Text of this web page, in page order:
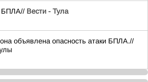
БПЛА// Вести - Тула
объявлена опасность атаки БПЛА.//